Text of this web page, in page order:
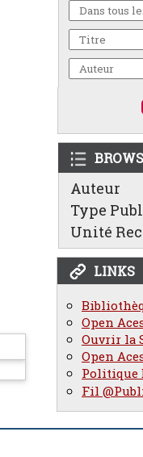
Auteur
Type
Unité
LINKS
Open
Ouvrir la
Open
Politique
Fil